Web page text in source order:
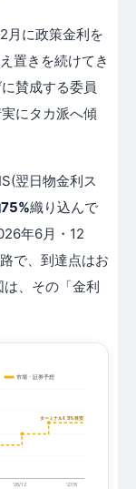
月に政策金利を
置きを続けてき
賛成する委員
にタカ派へ傾
翌日物金利ス
織り込んで
年6月・12
で、到達点はお
、その「金利
'26/12 '27/6
ターミナル1.5%目安
市場・証券予想